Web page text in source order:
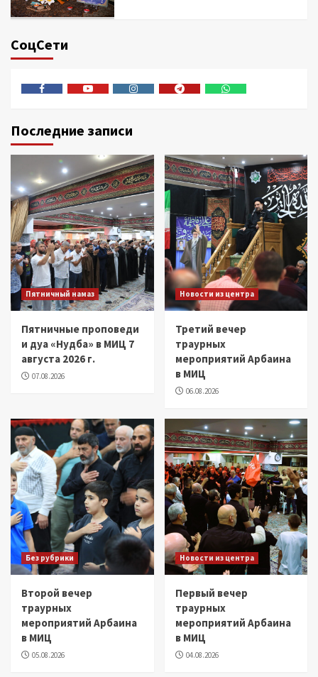
СоцСети
Последние записи
Пятничный намаз
Пятничные проповеди
и дуа «Нудба» в МИЦ 7
августа 2026 г.
07.08.2026
Новости из центра
Третий вечер
траурных
мероприятий Арбаина
в МИЦ
06.08.2026
Без рубрики
Второй вечер
траурных
мероприятий Арбаина
в МИЦ
05.08.2026
Новости из центра
Первый вечер
траурных
мероприятий Арбаина
в МИЦ
04.08.2026